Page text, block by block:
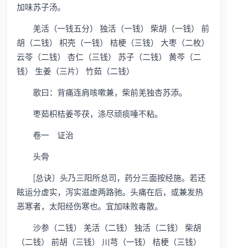
加味苏子汤。
羌活（一钱五分） 独活（一钱） 柴胡（一钱） 前
胡（二钱） 枳壳（一钱） 桔梗（三钱） 大枣（二枚）
云苓（二钱） 杏仁（三钱） 苏子（二钱） 黄芩（二
钱） 生姜（三片） 竹茹（二钱）
歌曰：背痛连肩咳嗽兼，柴前羌独杏苏添。
枣茹枳桔姜芩茯，涤尽顽痰唾不粘。
卷一 证治
头骨
[总诀〕头乃三阳所总司，药分三面按经施。若还
眩运分虚实，泻实滋虚两路驰。头痛在后，或兼发热
恶寒者，太阳经伤寒也。宜加味败毒散。
沙参（二钱） 羌活（二钱） 独活（二钱） 柴胡
（二钱） 前胡（三钱） 川芎（一钱） 桔梗（三钱）